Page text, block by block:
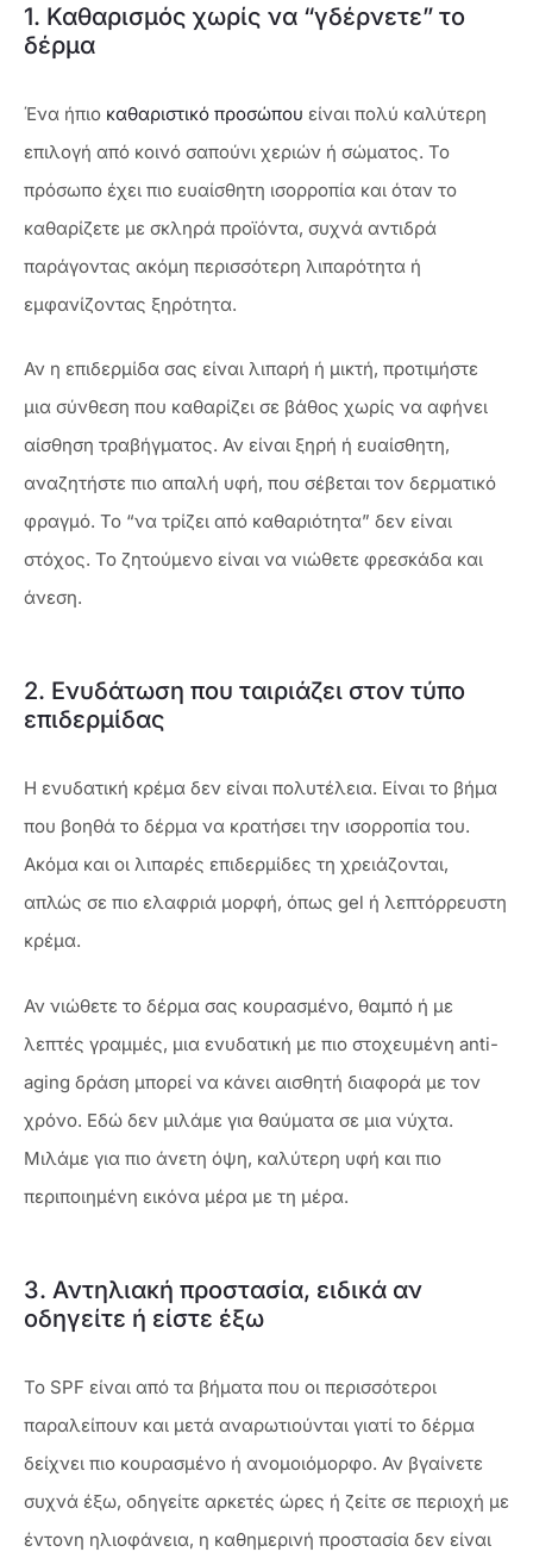
1. Καθαρισμός χωρίς να “γδέρνετε” το
δέρμα
Ένα ήπιο καθαριστικό προσώπου είναι πολύ καλύτερη
επιλογή από κοινό σαπούνι χεριών ή σώματος. Το
πρόσωπο έχει πιο ευαίσθητη ισορροπία και όταν το
καθαρίζετε με σκληρά προϊόντα, συχνά αντιδρά
παράγοντας ακόμη περισσότερη λιπαρότητα ή
εμφανίζοντας ξηρότητα.
Αν η επιδερμίδα σας είναι λιπαρή ή μικτή, προτιμήστε
μια σύνθεση που καθαρίζει σε βάθος χωρίς να αφήνει
αίσθηση τραβήγματος. Αν είναι ξηρή ή ευαίσθητη,
αναζητήστε πιο απαλή υφή, που σέβεται τον δερματικό
φραγμό. Το “να τρίζει από καθαριότητα” δεν είναι
στόχος. Το ζητούμενο είναι να νιώθετε φρεσκάδα και
άνεση.
2. Ενυδάτωση που ταιριάζει στον τύπο
επιδερμίδας
Η ενυδατική κρέμα δεν είναι πολυτέλεια. Είναι το βήμα
που βοηθά το δέρμα να κρατήσει την ισορροπία του.
Ακόμα και οι λιπαρές επιδερμίδες τη χρειάζονται,
απλώς σε πιο ελαφριά μορφή, όπως gel ή λεπτόρρευστη
κρέμα.
Αν νιώθετε το δέρμα σας κουρασμένο, θαμπό ή με
λεπτές γραμμές, μια ενυδατική με πιο στοχευμένη anti-
aging δράση μπορεί να κάνει αισθητή διαφορά με τον
χρόνο. Εδώ δεν μιλάμε για θαύματα σε μια νύχτα.
Μιλάμε για πιο άνετη όψη, καλύτερη υφή και πιο
περιποιημένη εικόνα μέρα με τη μέρα.
3. Αντηλιακή προστασία, ειδικά αν
οδηγείτε ή είστε έξω
Το SPF είναι από τα βήματα που οι περισσότεροι
παραλείπουν και μετά αναρωτιούνται γιατί το δέρμα
δείχνει πιο κουρασμένο ή ανομοιόμορφο. Αν βγαίνετε
συχνά έξω, οδηγείτε αρκετές ώρες ή ζείτε σε περιοχή με
έντονη ηλιοφάνεια, η καθημερινή προστασία δεν είναι